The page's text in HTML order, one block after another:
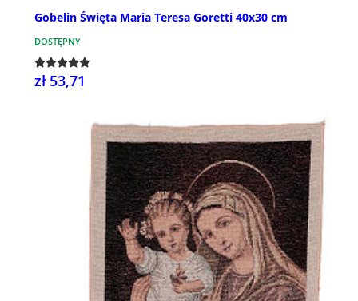
Gobelin Święta Maria Teresa Goretti 40x30 cm
DOSTĘPNY
zł 53,71